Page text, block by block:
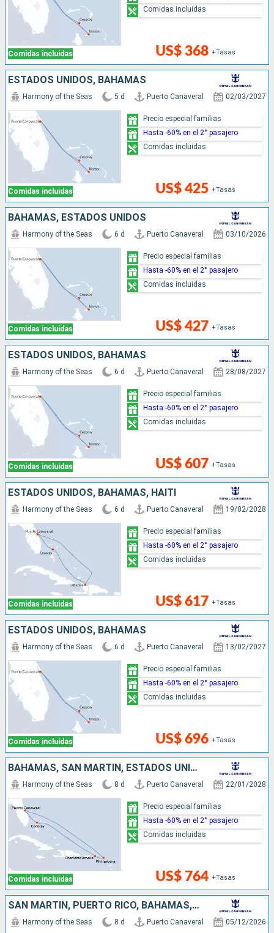
Comidas incluidas US$ 368 +Tasas
Comidas incluidas
ESTADOS UNIDOS, BAHAMAS
Comidas incluidas
Harmony of the Seas 5 d Puerto Canaveral 02/03/2027
US$ 425 +Tasas
Precio especial familias
Hasta -60% en el 2° pasajero
Comidas incluidas
BAHAMAS, ESTADOS UNIDOS
Comidas incluidas
Harmony of the Seas 6 d Puerto Canaveral 03/10/2026
US$ 427 +Tasas
Precio especial familias
Hasta -60% en el 2° pasajero
Comidas incluidas
ESTADOS UNIDOS, BAHAMAS
Comidas incluidas
Harmony of the Seas 6 d Puerto Canaveral 28/08/2027
US$ 607 +Tasas
Precio especial familias
Hasta -60% en el 2° pasajero
Comidas incluidas
ESTADOS UNIDOS, BAHAMAS, HAITI
Comidas incluidas
Harmony of the Seas 6 d Puerto Canaveral 19/02/2028
US$ 617 +Tasas
Precio especial familias
Hasta -60% en el 2° pasajero
Comidas incluidas
ESTADOS UNIDOS, BAHAMAS
Comidas incluidas
Harmony of the Seas 6 d Puerto Canaveral 13/02/2027
US$ 696 +Tasas
Precio especial familias
Hasta -60% en el 2° pasajero
Comidas incluidas
BAHAMAS, SAN MARTÍN, ESTADOS UNIDOS
Comidas incluidas
Harmony of the Seas 8 d Puerto Canaveral 22/01/2028
US$ 764 +Tasas
Precio especial familias
Hasta -60% en el 2° pasajero
Comidas incluidas
SAN MARTÍN, PUERTO RICO, BAHAMAS, ESTADOS UNIDOS
Harmony of the Seas 8 d Puerto Canaveral 05/12/2026